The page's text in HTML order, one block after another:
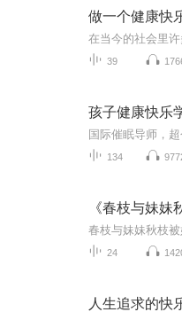
做一个健康快
39
孩子健康快乐
134
《春枝与妹
24
人生追求的快